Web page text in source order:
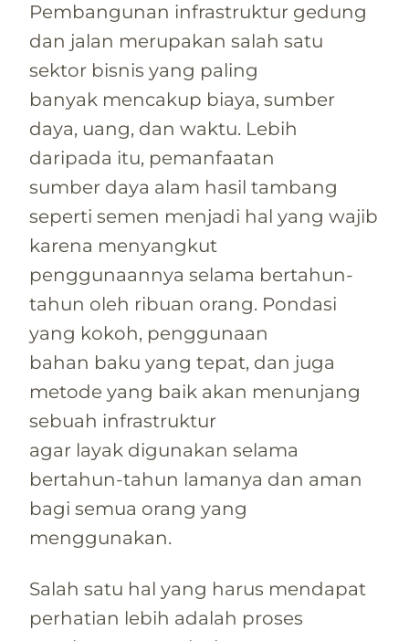
Pembangunan infrastruktur gedung
dan jalan merupakan salah satu
sektor bisnis yang paling
banyak mencakup biaya, sumber
daya, uang, dan waktu. Lebih
daripada itu, pemanfaatan
sumber daya alam hasil tambang
seperti semen menjadi hal yang wajib
karena menyangkut
penggunaannya selama bertahun-
tahun oleh ribuan orang. Pondasi
yang kokoh, penggunaan
bahan baku yang tepat, dan juga
metode yang baik akan menunjang
sebuah infrastruktur
agar layak digunakan selama
bertahun-tahun lamanya dan aman
bagi semua orang yang
menggunakan.
Salah satu hal yang harus mendapat
perhatian lebih adalah proses